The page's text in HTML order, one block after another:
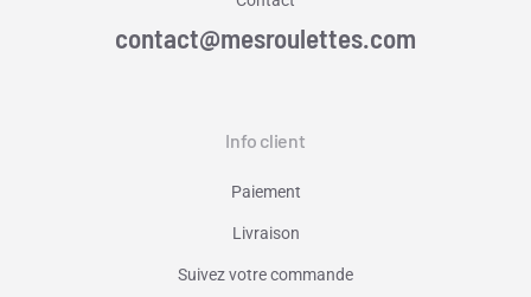
contact@mesroulettes.com
Info client
Paiement
Livraison
Suivez votre commande